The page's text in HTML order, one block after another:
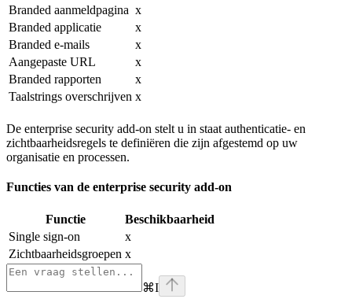
Branded aanmeldpagina x
Branded applicatie
x
Branded e-mails
x
Aangepaste URL
x
Branded rapporten
x
Taalstrings overschrijven x
De enterprise security add-on stelt u in staat authenticatie- en
zichtbaarheidsregels te definiëren die zijn afgestemd op uw
organisatie en processen.
Functies van de enterprise security add-on
Functie
Beschikbaarheid
Single sign-on
x
Zichtbaarheidsgroepen x
⌘I